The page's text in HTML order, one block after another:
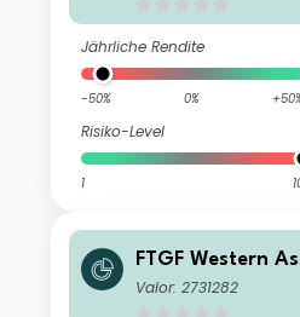
Jährliche Rendite
-50% 0%
Risiko-Level
1
FTGF Western
ategy Fund
Valor: 2731282